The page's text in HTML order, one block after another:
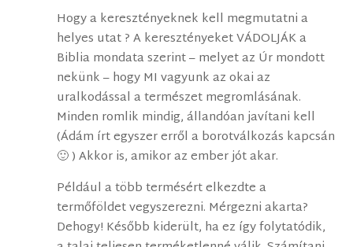
Hogy a keresztényeknek kell megmutatni a
helyes utat ? A keresztényeket VÁDOLJÁK a
Biblia mondata szerint – melyet az Úr mondott
nekünk – hogy MI vagyunk az okai az
uralkodással a természet megromlásának.
Minden romlik mindig, állandóan javítani kell
(Ádám írt egyszer erről a borotválkozás kapcsán
🙂 ) Akkor is, amikor az ember jót akar.
Például a több termésért elkezdte a
termőföldet vegyszerezni. Mérgezni akarta?
Dehogy! Később kiderült, ha ez így folytatódik,